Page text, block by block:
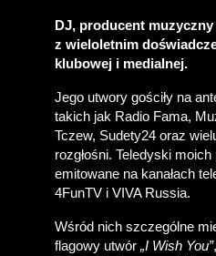
DJ, producent
z wieloletnim
klubowej i medialnej.
Jego utwory gościły na
takich jak Radio Fama,
Tczew, Sudety24 oraz
rozgłośni. Teledyski moich
emitowane na kanałach
4FunTV i VIVA Russia.
Wśród nich szczególne
flagowy utwór „I Wish You”